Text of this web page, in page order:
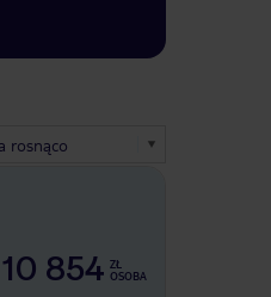
rosnąco
10 854 ZŁ
OSOBA